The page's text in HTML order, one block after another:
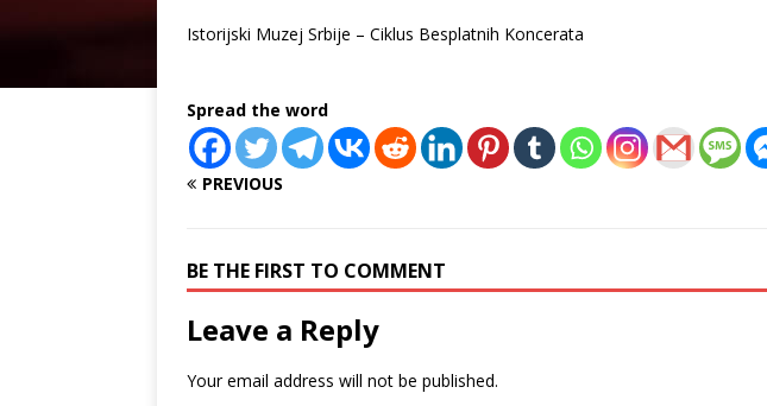
Istorijski Muzej Srbije – Ciklus Besplatnih Koncerata
Spread the word
PREVIOUS
BE THE FIRST TO COMMENT
Leave a Reply
Your email address will not be published.